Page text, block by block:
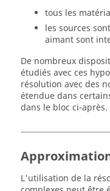
tous les
les sources
aimant sont
De nombreux
étudiés avec ces
résolution avec des
étendue dans
dans le bloc ci-après.
L'utilisation de la